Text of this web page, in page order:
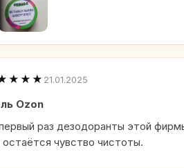
21.01.2025
Ozon
раз дезодоранты этой
остаётся чувство чистоты.